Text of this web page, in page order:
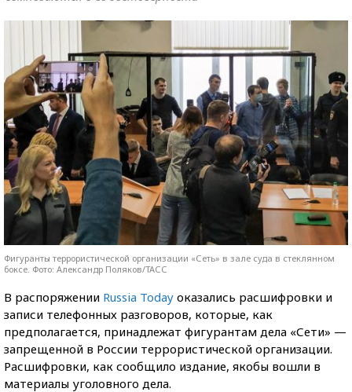
Фигуранты террористической организации «Сеть» в зале суда в стеклянном
боксе. Фото: Александр Поляков/ТАСС
В распоряжении Russia Today оказались расшифровки и
записи телефонных разговоров, которые, как
предполагается, принадлежат фигурантам дела «Сети» —
запрещенной в России террористической организации.
Расшифровки, как сообщило издание, якобы вошли в
материалы уголовного дела.